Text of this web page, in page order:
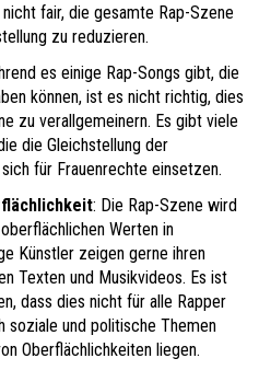
fair, die gesamte Rap-Szene
zu reduzieren.
es einige Rap-Songs gibt, die
können, ist es nicht richtig, dies
zu verallgemeinern. Es gibt viele
die Gleichstellung der
für Frauenrechte einsetzen.
: Die Rap-Szene wird
Werten in
Künstler zeigen gerne ihren
Texten und Musikvideos. Es ist
dass dies nicht für alle Rapper
soziale und politische Themen
Oberflächlichkeiten liegen.